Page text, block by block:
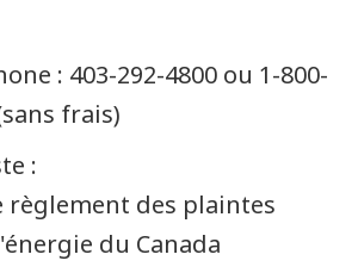
: 403-292-4800 ou 1-800-
frais)
:
règlement des plaintes
du Canada